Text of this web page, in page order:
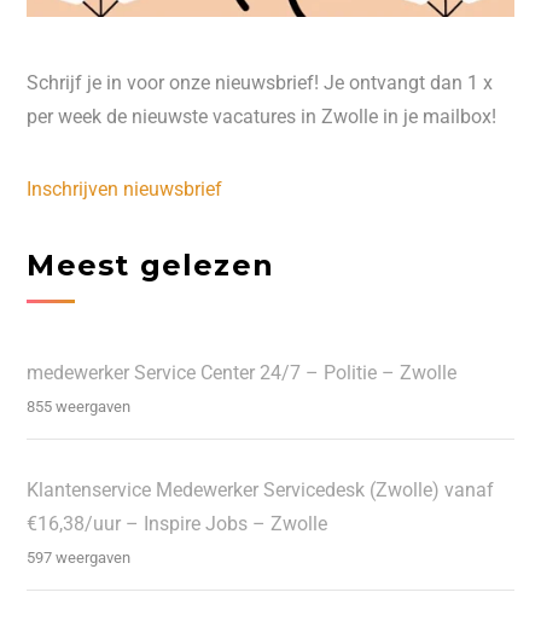
Schrijf je in voor onze nieuwsbrief! Je ontvangt dan 1 x
per week de nieuwste vacatures in Zwolle in je mailbox!
Inschrijven nieuwsbrief
Meest gelezen
medewerker Service Center 24/7 – Politie – Zwolle
855 weergaven
Klantenservice Medewerker Servicedesk (Zwolle) vanaf
€16,38/uur – Inspire Jobs – Zwolle
597 weergaven